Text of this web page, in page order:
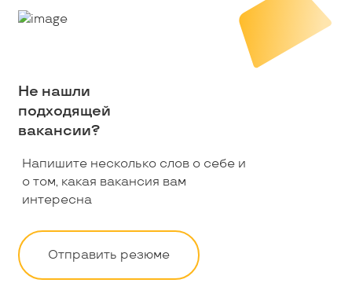
Не нашли
подходящей
вакансии?
Напишите несколько слов о себе и
о том, какая вакансия вам
интересна
Отправить резюме